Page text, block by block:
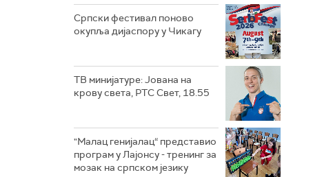
Српски фестивал поново
окупља дијаспору у Чикагу
ТВ минијатуре: Јована на
крову света, РТС Свет, 18.55
"Малац генијалац“ представио
програм у Лајонсу - тренинг за
мозак на српском језику